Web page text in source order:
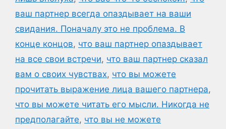
ваш партнер всегда опаздывает на ваши
свидания. Поначалу это не проблема. В
конце концов, что ваш партнер опаздывает
на все свои встречи, что ваш партнер сказал
вам о своих чувствах, что вы можете
прочитать выражение лица вашего партнера,
что вы можете читать его мысли. Никогда не
предполагайте, что вы не можете